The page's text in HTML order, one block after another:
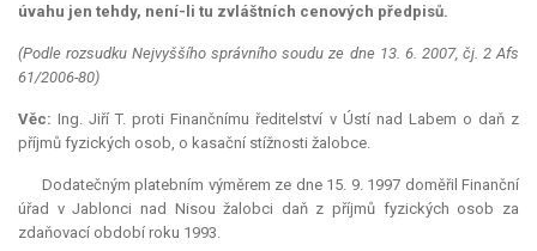
úvahu jen tehdy, není-li tu zvláštních cenových předpisů.
(Podle rozsudku Nejvyššího správního soudu ze dne 13. 6. 2007, čj. 2 Afs
61/2006-80)
Věc: Ing. Jiří T. proti Finančnímu ředitelství v Ústí nad Labem o daň z
příjmů fyzických osob, o kasační stížnosti žalobce.
Dodatečným platebním výměrem ze dne 15. 9. 1997 doměřil Finanční
úřad v Jablonci nad Nisou žalobci daň z příjmů fyzických osob za
zdaňovací období roku 1993.